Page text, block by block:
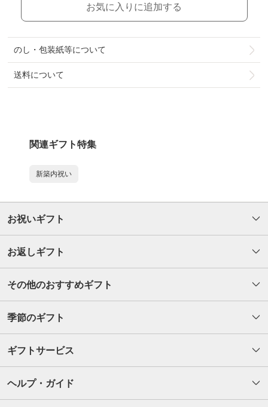
お気に入りに追加する
のし・包装紙等について
送料について
関連ギフト特集
新築内祝い
お祝いギフト
お返しギフト
その他のおすすめギフト
季節のギフト
ギフトサービス
ヘルプ・ガイド